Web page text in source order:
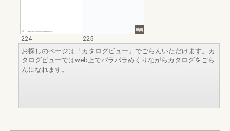
224
225
お探しのページは「カタログビュー」でごらんいただけます。カ
タログビューではweb上でパラパラめくりながらカタログをごら
んになれます。